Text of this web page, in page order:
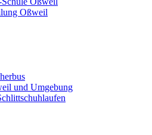
Oßweil
und Umgebung